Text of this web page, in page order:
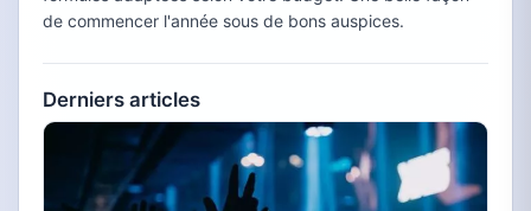
de commencer l'année sous de bons auspices.
Derniers articles